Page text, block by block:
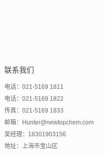
联系我们
电话：021-5169 1811
电话：021-5169 1822
传真：021-5169 1833
邮箱：Hunter@newtopchem.com
吴经理：18301903156
地址：上海市宝山区